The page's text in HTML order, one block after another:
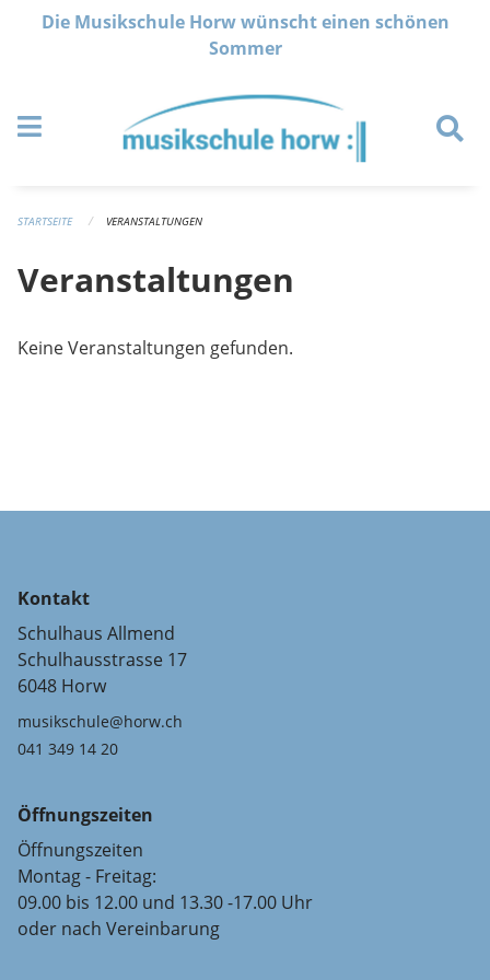
Navigation überspringen
Die Musikschule Horw wünscht einen schönen
Sommer
STARTSEITE VERANSTALTUNGEN
Veranstaltungen
Keine Veranstaltungen gefunden.
Kontakt
Schulhaus Allmend
Schulhausstrasse 17
6048 Horw
musikschule@horw.ch
041 349 14 20
Öffnungszeiten
Öffnungszeiten
Montag - Freitag:
09.00 bis 12.00 und 13.30 -17.00 Uhr
oder nach Vereinbarung